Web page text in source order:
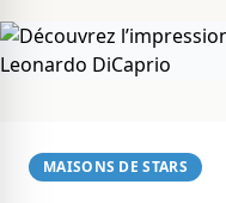
MAISONS DE STARS